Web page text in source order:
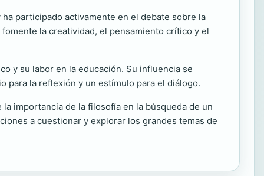
participado activamente en el debate sobre la
la creatividad, el pensamiento crítico y el
y su labor en la educación. Su influencia se
para la reflexión y un estímulo para el diálogo.
importancia de la filosofía en la búsqueda de un
a cuestionar y explorar los grandes temas de